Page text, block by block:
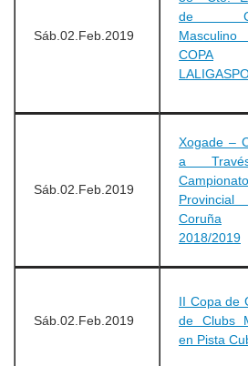
Sáb.02.Feb.2019
de
COPA
Sáb.02.Feb.2019
Xogade –
a
Campionato
Coruña
2018/2019
Sáb.02.Feb.2019
II Copa de
de Clubs
en Pista